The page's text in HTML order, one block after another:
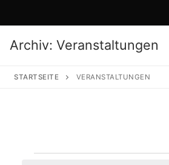
Archiv: Veranstaltungen
STARTSEITE VERANSTALTUNGEN